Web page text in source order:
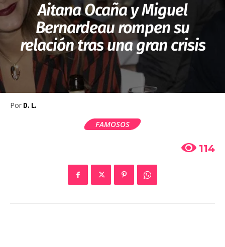
Aitana Ocaña y Miguel
Bernardeau rompen su
relación tras una gran crisis
Por D. L.
FAMOSOS
114